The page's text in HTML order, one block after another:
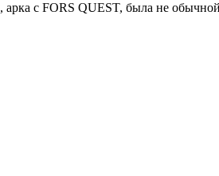
, арка с FORS QUEST, была не